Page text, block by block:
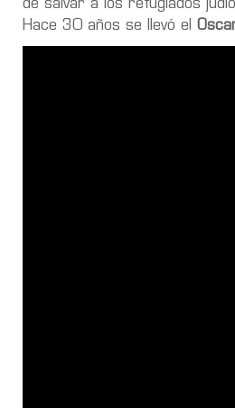
de salvar a los refugiados
Hace 30 años se llevó el